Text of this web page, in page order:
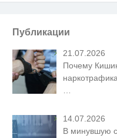
Публикации
21.07.2026
Почему
14.07.2026
В минувшую